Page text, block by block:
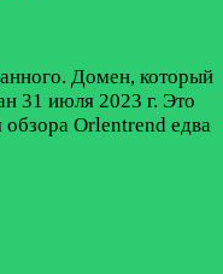
Домен, который
31 июля 2023 г. Это
обзора Orlentrend едва